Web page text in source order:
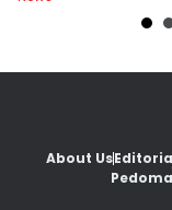
About Us